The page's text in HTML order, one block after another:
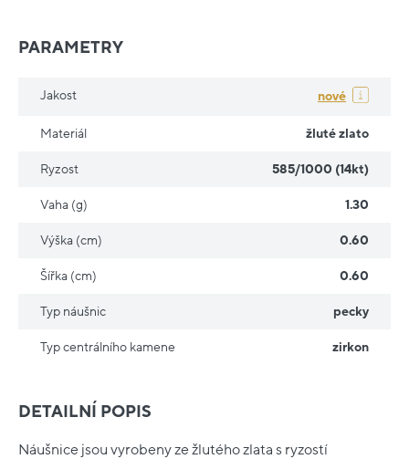
DETAILNÍ POPIS
Náušnice jsou vyrobeny ze žlutého zlata s ryzostí
PARAMETRY
Jakost nové
Materiál žluté zlato
Ryzost 585/1000 (14kt)
Vaha (g) 1.30
Výška (cm) 0.60
Šířka (cm) 0.60
Typ náušnic pecky
Typ centrálního kamene zirkon